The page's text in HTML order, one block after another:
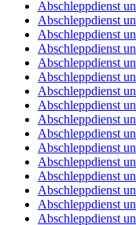
Abschleppdienst
Abschleppdienst
Abschleppdienst
Abschleppdienst
Abschleppdienst
Abschleppdienst
Abschleppdienst
Abschleppdienst
Abschleppdienst
Abschleppdienst
Abschleppdienst
Abschleppdienst
Abschleppdienst
Abschleppdienst
Abschleppdienst
Abschleppdienst